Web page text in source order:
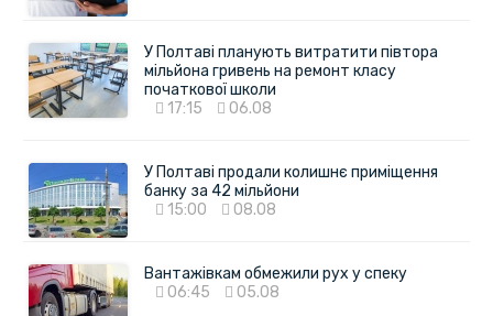
У Полтаві планують витратити півтора
мільйона гривень на ремонт класу
початкової школи
17:15
06.08
У Полтаві продали колишнє приміщення
банку за 42 мільйони
15:00
08.08
Вантажівкам обмежили рух у спеку
06:45
05.08